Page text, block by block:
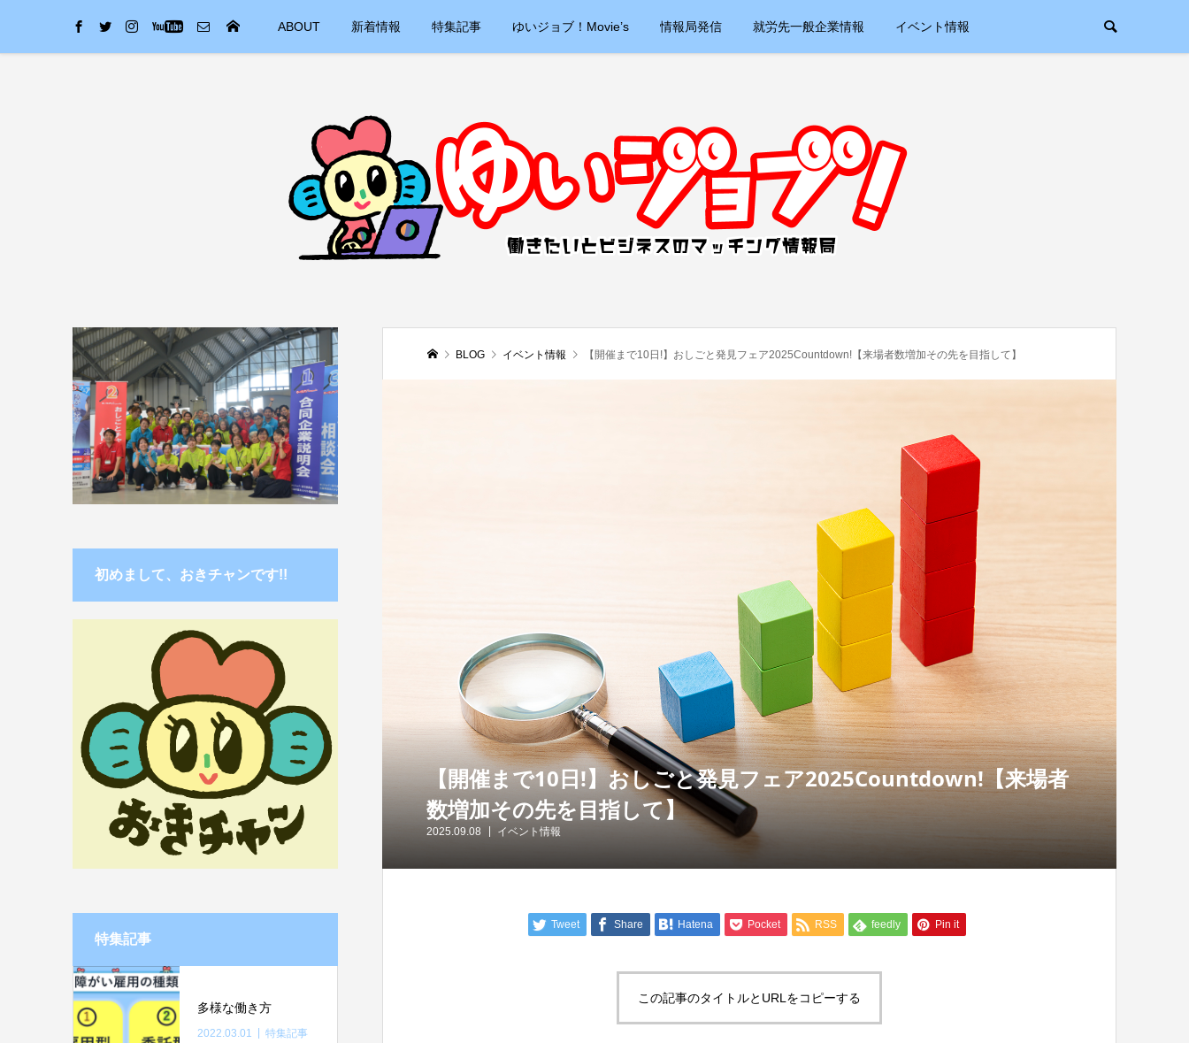
ABOUT 新着情報 特集記事 ゆいジョブ！Movie’s 情報局発信 就労先一般企業情報 イベント情報
BLOG イベント情報 【開催まで10日!】おしごと発見フェア2025Countdown!【来場者数増加その先を目指して】
【開催まで10日!】おしごと発見フェア2025Countdown!【来場者
数増加その先を目指して】
2025.09.08 イベント情報
Tweet Share Hatena Pocket RSS feedly Pin it
この記事のタイトルとURLをコピーする
初めまして、おきチャンです!!
特集記事
多様な働き方
2022.03.01 特集記事